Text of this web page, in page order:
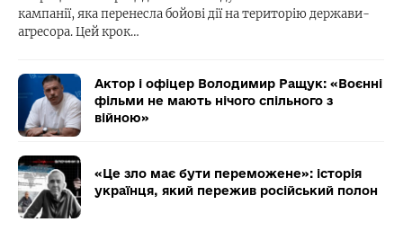
кампанії, яка перенесла бойові дії на територію держави-
агресора. Цей крок…
Актор і офіцер Володимир Ращук: «Воєнні
фільми не мають нічого спільного з
війною»
«Це зло має бути переможене»: історія
українця, який пережив російський полон